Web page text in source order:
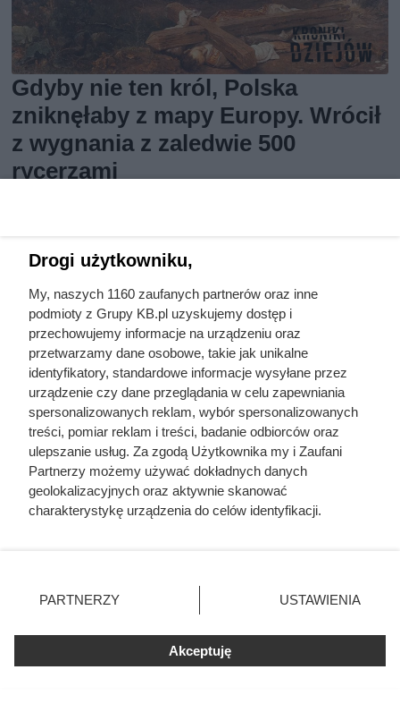
Gdyby nie ten król, Polska
zniknęłaby z mapy Europy. Wrócił
z wygnania z zaledwie 500
rycerzami
Najemca nie płacił i nie chciał
opuścić mieszkania. Właścicielka
Drogi użytkowniku,
My, naszych 1160 zaufanych partnerów oraz inne
podmioty z Grupy KB.pl uzyskujemy dostęp i
przechowujemy informacje na urządzeniu oraz
przetwarzamy dane osobowe, takie jak unikalne
identyfikatory, standardowe informacje wysyłane przez
urządzenie czy dane przeglądania w celu zapewniania
spersonalizowanych reklam, wybór spersonalizowanych
treści, pomiar reklam i treści, badanie odbiorców oraz
ulepszanie usług. Za zgodą Użytkownika my i Zaufani
Partnerzy możemy używać dokładnych danych
geolokalizacyjnych oraz aktywnie skanować
charakterystykę urządzenia do celów identyfikacji.
zmienić/wycofać klikając przycisk ustawień prywatności
znajdujący się w lewym dolnym rogu strony. Niektóre
użytkownika, ale masz prawo sprzeciwić się takiemu
przetwarzaniu. Preferencje będą miały zastosowania tylko
PARTNERZY USTAWIENIA
Akceptuję